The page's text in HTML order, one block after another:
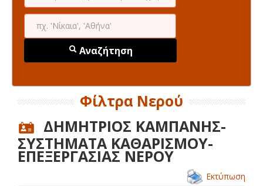
Αναζήτηση
Φίλτρα Νερού
ΔΗΜΗΤΡΙΟΣ ΚΑΜΠΑΝΗΣ-
ΣΥΣΤΗΜΑΤΑ ΚΑΘΑΡΙΣΜΟΥ-
ΕΠΕΞΕΡΓΑΣΙΑΣ ΝΕΡΟΥ
Εκτύπωση